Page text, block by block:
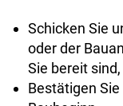
Schicken Sie
oder der
Sie bereit
Bestätigen